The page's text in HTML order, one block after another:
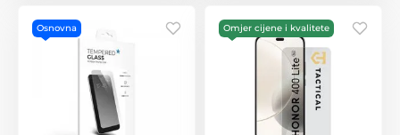
Osnovna Omjer cijene i kvalitete